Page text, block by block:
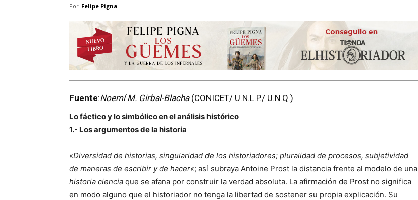
Por Felipe Pigna -
Fuente:Noemí M. Girbal-Blacha(CONICET/ U.N.L.P./ U.N.Q.)
Lo fáctico y lo simbólico en el análisis histórico
1.- Los argumentos de la historia
«Diversidad de historias, singularidad de los historiadores; pluralidad de procesos, subjetividad
de maneras de escribir y de hacer«; así subraya Antoine Prost la distancia frente al modelo de una
historia ciencia que se afana por construir la verdad absoluta. La afirmación de Prost no significa
en modo alguno que el historiador no tenga la libertad de sostener su propia explicación. Su